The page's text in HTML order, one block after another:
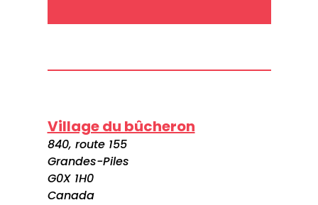
Village du bûcheron
840, route 155
Grandes-Piles
G0X 1H0
Canada